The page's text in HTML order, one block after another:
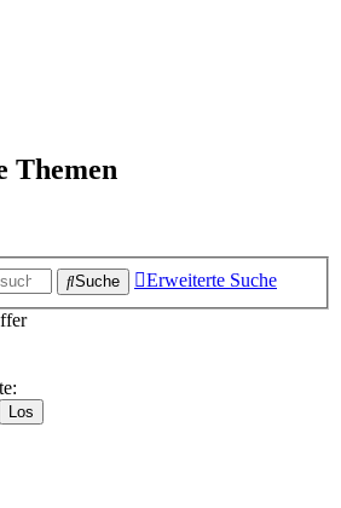
Themen
Suche
Erweiterte Suche